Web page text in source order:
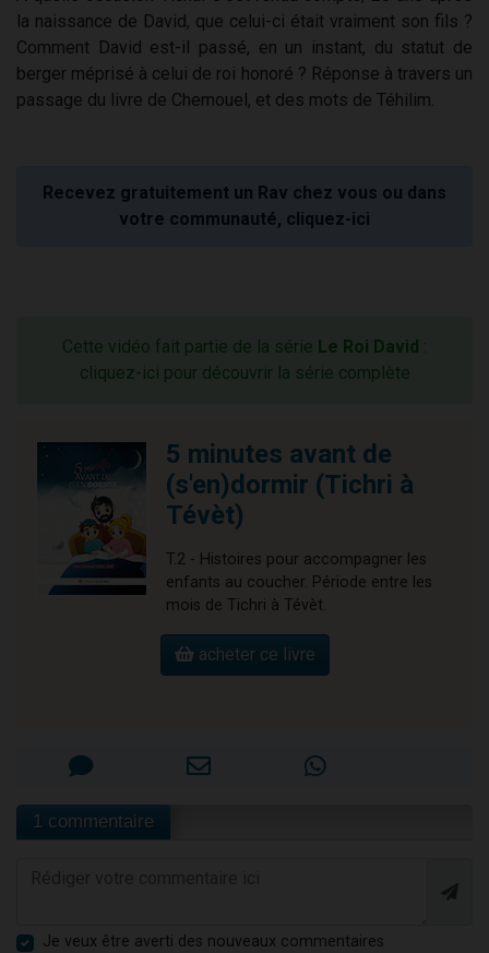
la naissance de David, que celui-ci était vraiment son fils ?
Comment David est-il passé, en un instant, du statut de
berger méprisé à celui de roi honoré ? Réponse à travers un
passage du livre de Chemouel, et des mots de Téhilim.
Recevez gratuitement un Rav chez vous ou dans
votre communauté, cliquez-ici
Cette vidéo fait partie de la série Le Roi David :
cliquez-ici pour découvrir la série complète
5 minutes avant de
(s'en)dormir (Tichri à
Tévèt)
T.2 - Histoires pour accompagner les
enfants au coucher. Période entre les
mois de Tichri à Tévèt.
acheter ce livre
1 commentaire
Je veux être averti des nouveaux commentaires